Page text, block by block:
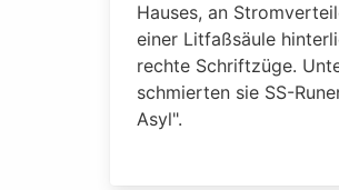
Hauses, an
einer Litfaßsäule
rechte Schriftzüge.
schmierten sie SS-
Asyl".